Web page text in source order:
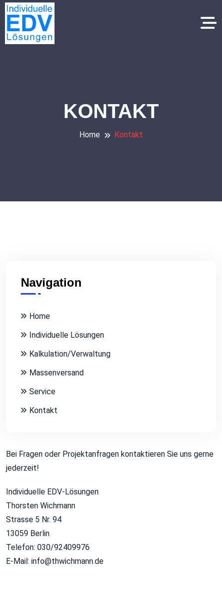
KONTAKT
Home Kontakt
Navigation
Home
Individuelle Lösungen
Kalkulation/Verwaltung
Massenversand
Service
Kontakt
Bei Fragen oder Projektanfragen kontaktieren Sie uns gerne
jederzeit!
Individuelle EDV-Lösungen
Thorsten Wichmann
Strasse 5 Nr. 94
13059 Berlin
Telefon: 030/92409976
E-Mail: info@thwichmann.de